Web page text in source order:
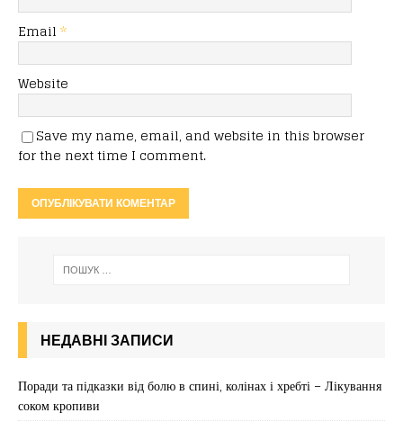
Email *
Website
Save my name, email, and website in this browser
for the next time I comment.
НЕДАВНІ ЗАПИСИ
Поради та підказки від болю в спині, колінах і хребті – Лікування
соком кропиви